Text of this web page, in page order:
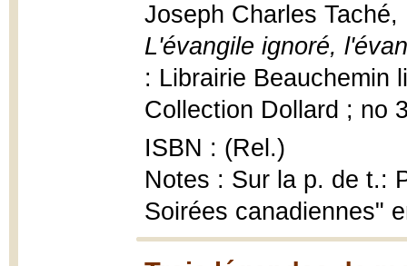
Joseph Charles Taché,
L'évangile ignoré,
: Librairie Beauchemin
Collection Dollard ; no
ISBN : (Rel.)
Notes : Sur la p. de t.:
Soirées canadiennes"